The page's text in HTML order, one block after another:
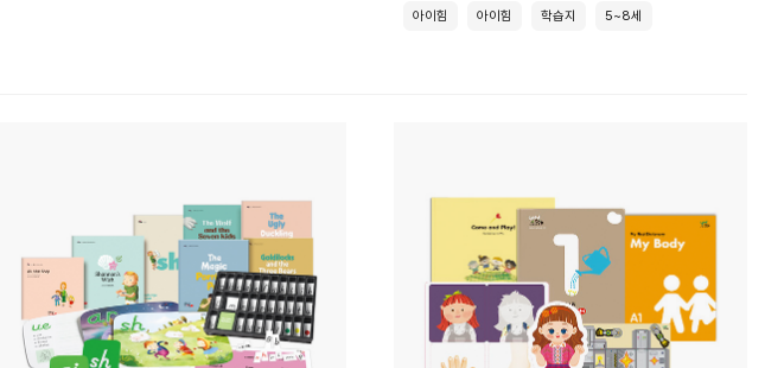
아이힘 아이힘 학습지 5~8세